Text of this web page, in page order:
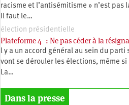
racisme et l’antisémitisme » n’est pas
Il faut le…
élection présidentielle
Plateforme 4 : Ne pas céder à la
l y a un accord général au sein du
vont se dérouler les élections, même
La…
Dans la presse